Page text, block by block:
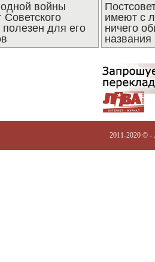
войны
для его
имеют с
ничего
названия
2011-2020 © -